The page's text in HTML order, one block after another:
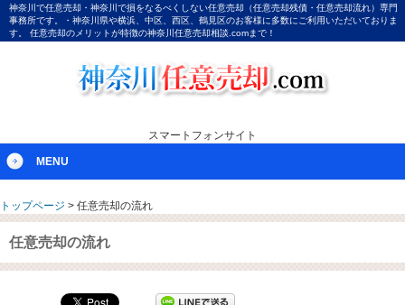
神奈川で任意売却・神奈川で損をなるべくしない任意売却（任意売却残債・任意売却流れ）専門
事務所です。・神奈川県や横浜、中区、西区、鶴見区のお客様に多数にご利用いただいておりま
す。 任意売却のメリットが特徴の神奈川任意売却相談.comまで！
スマートフォンサイト
MENU
トップページ > 任意売却の流れ
任意売却の流れ